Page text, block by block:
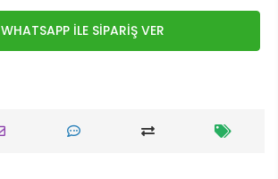
WHATSAPP İLE SİPARİŞ VER